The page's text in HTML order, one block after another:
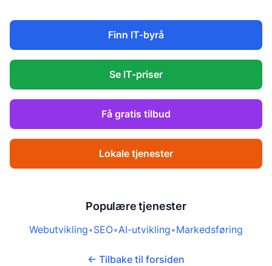
Finn IT-byrå
Se IT-priser
Få gratis tilbud
Lokale tjenester
Populære tjenester
Webutvikling•SEO•AI-utvikling•Markedsføring
← Tilbake til forsiden